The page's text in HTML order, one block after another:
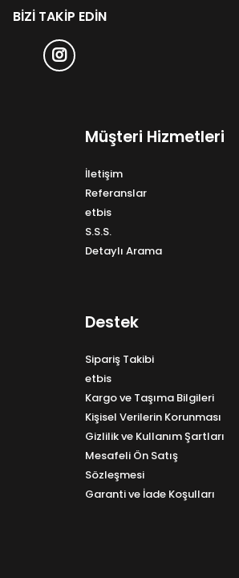
BIZI TAKIP EDIN
Müşteri Hizmetleri
İletişim
Referanslar
etbis
S.S.S.
Detaylı Arama
Destek
Sipariş Takibi
etbis
Kargo ve Taşıma Bilgileri
Kişisel Verilerin Korunması
Gizlilik ve Kullanım Şartları
Mesafeli Ön Satış
Sözleşmesi
Garanti ve İade Koşulları